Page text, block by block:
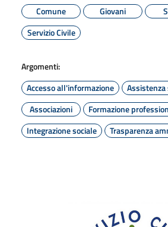
Comune
Giovani
Servizio Civile
Argomenti:
Accesso all'informazione
Assistenza
Associazioni
Formazione
Integrazione sociale
Trasparenza